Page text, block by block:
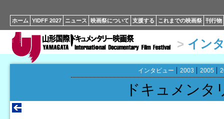
ホーム YIDFF 2027 ニュース 映画祭について 支援する これまでの映画祭 刊行物
> イン
インタビュー 2003 2005
ドキュメン